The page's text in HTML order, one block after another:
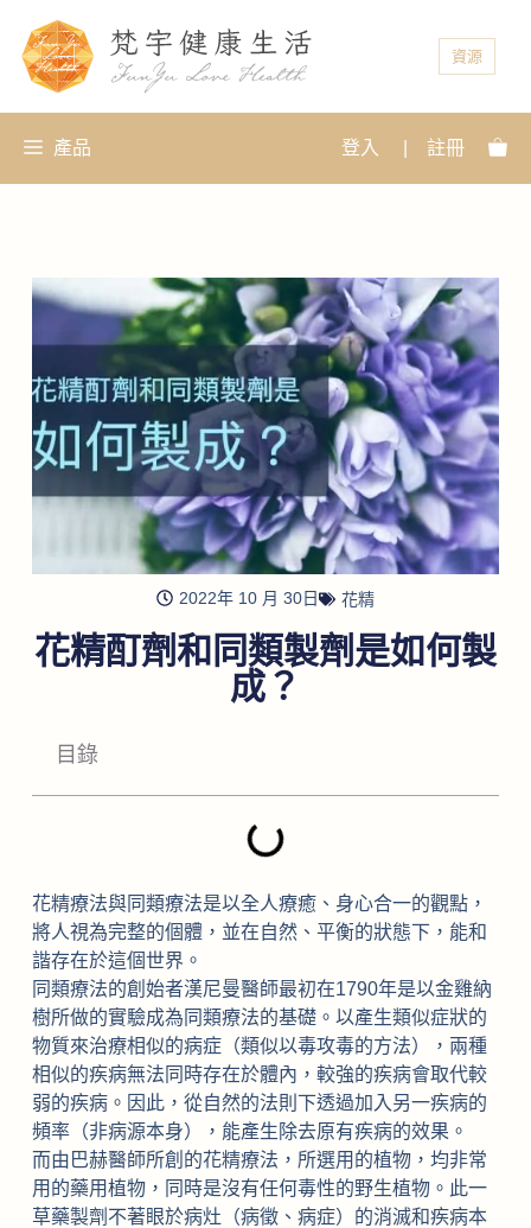
資源
產品 登入 註冊
2022年 10 月 30日 花精
花精酊劑和同類製劑是如何製
成？
目錄
花精療法與同類療法是以全人療癒、身心合一的觀點，
將人視為完整的個體，並在自然、平衡的狀態下，能和
諧存在於這個世界。
同類療法的創始者漢尼曼醫師最初在1790年是以金雞納
樹所做的實驗成為同類療法的基礎。以產生類似症狀的
物質來治療相似的病症（類似以毒攻毒的方法），兩種
相似的疾病無法同時存在於體內，較強的疾病會取代較
弱的疾病。因此，從自然的法則下透過加入另一疾病的
頻率（非病源本身），能產生除去原有疾病的效果。
而由巴赫醫師所創的花精療法，所選用的植物，均非常
用的藥用植物，同時是沒有任何毒性的野生植物。此一
草藥製劑不著眼於病灶（病徵、病症）的消滅和疾病本